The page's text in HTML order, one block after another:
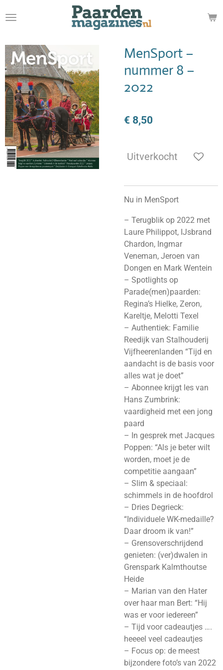
direct
de
hoofdinhoud
MenSport –
nummer 8 –
2022
€ 8,50
Uitverkocht
Nu in MenSport
– Terugblik op 2022 met
Laure Philippot, IJsbrand
Chardon, Ingmar
Veneman, Jeroen van
Dongen en Mark Wentein
– Spotlights op
Parade(men)paarden:
Regina’s Hielke, Zeron,
Kareltje, Melotti Texel
– Authentiek: Familie
Reedijk van Stalhouderij
Vijfheerenlanden “Tijd en
aandacht is de basis voor
alles wat je doet”
– Abonnee krijgt les van
Hans Zumbrink:
vaardigheid met een jong
paard
– In gesprek met Jacques
Poppen: “Als je beter wilt
worden, moet je de
competitie aangaan”
– Slim & speciaal:
schimmels in de hoofdrol
– Dries Degrieck:
“Individuele WK-medaille?
Daar droom ik van!”
– Grensoverschrijdend
genieten: (ver)dwalen in
Grenspark Kalmthoutse
Heide
– Marian van den Hater
over haar man Bert: “Hij
was er voor iedereen”
– Tijd voor cadeautjes ….
heeeel veel cadeautjes
– Focus op: de meest
bijzondere foto’s van 2022